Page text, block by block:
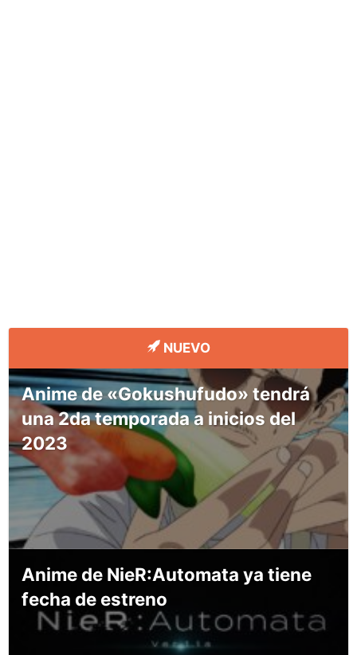
NUEVO
Anime de «Gokushufudo» tendrá
una 2da temporada a inicios del
2023
Anime de NieR:Automata ya tiene
fecha de estreno